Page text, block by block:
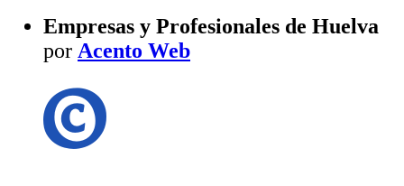
Empresas y Profesionales de Huelva
por Acento Web